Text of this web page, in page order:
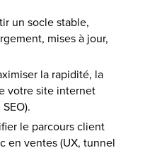
un socle stable,
mises à jour,
la rapidité, la
votre site internet
le parcours client
en ventes (UX, tunnel